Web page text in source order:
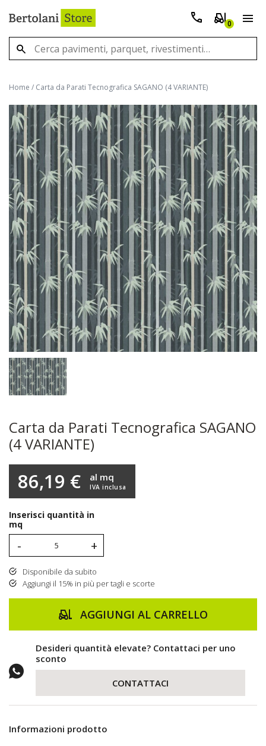
0
Home / Carta da Parati Tecnografica SAGANO (4 VARIANTE)
Carta da Parati Tecnografica SAGANO
(4 VARIANTE)
86,19 € IVA inclusa
al mq
Inserisci quantità in
mq
- +
Disponibile da subito
Aggiungi il 15% in più per tagli e scorte
AGGIUNGI AL CARRELLO
Desideri quantità elevate? Contattaci per uno
sconto
CONTATTACI
Informazioni prodotto